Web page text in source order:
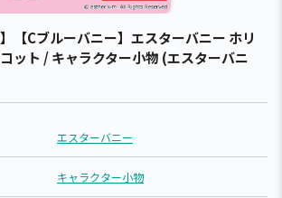
【Cブルーバニー】エスターバニー ホリ
ット / キャラクター小物 (エスターバニ
エスターバニー
キャラクター小物